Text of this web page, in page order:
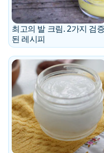
최고의 발 크림. 2가지 검증
된 레시피